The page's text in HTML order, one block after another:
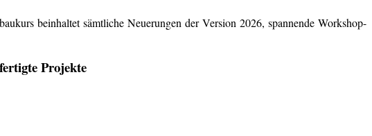
beinhaltet sämtliche Neuerungen der Version 2026, spannende Workshop-
Projekte